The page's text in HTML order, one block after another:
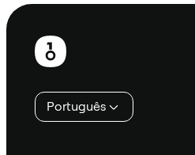
Rodapé
Português